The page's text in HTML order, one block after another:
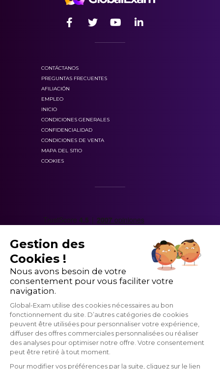
A. We have been building for 30 years.
C. We have done this kind of work for a long
importantes de gramática inglesa
vocabulario para el Linguaskil
fichas de revisión
CONTÁCTANOS
PREGUNTAS FRECUENTES
AFILIACIÓN
EMPLEO
INICIO
CONDICIONES GENERALES
CONFIDENCIALIDAD
CONDICIONES DE VENTA
MAPA DEL SITIO
COOKIES
Gestion des
Cookies !
Nous avons besoin de votre
consentement pour vous faciliter votre
navigation.
Global-Exam utilise des cookies nécessaires au bon
fonctionnement du site. D’autres catégories de cookies
peuvent être utilisées pour personnaliser votre expérience,
diffuser des offres commerciales personnalisées ou réaliser
des analyses pour optimiser notre offre. Votre consentement
peut être retiré à tout moment.
Pour modifier vos préférences par la suite, cliquez sur le lien